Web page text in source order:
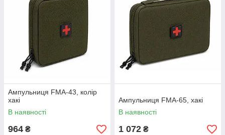
Ампульниця FMA-43, колір
хакі
В наявності
964 ₴
Ампульниця FMA-65, хакі
В наявності
1 072 ₴